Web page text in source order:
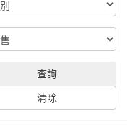
查詢
清除
路完整，地面平整，
道、快速道路，交通